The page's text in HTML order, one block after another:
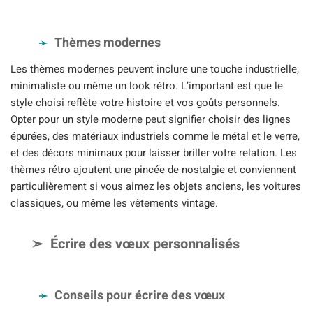
Thèmes modernes
Les thèmes modernes peuvent inclure une touche industrielle,
minimaliste ou même un look rétro. L’important est que le
style choisi reflète votre histoire et vos goûts personnels.
Opter pour un style moderne peut signifier choisir des lignes
épurées, des matériaux industriels comme le métal et le verre,
et des décors minimaux pour laisser briller votre relation. Les
thèmes rétro ajoutent une pincée de nostalgie et conviennent
particulièrement si vous aimez les objets anciens, les voitures
classiques, ou même les vêtements vintage.
Écrire des vœux personnalisés
Conseils pour écrire des vœux